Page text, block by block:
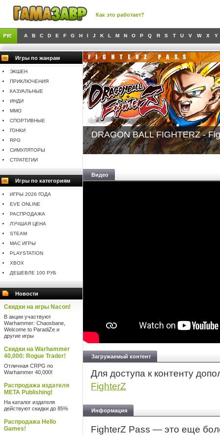
Как это работает?
A B C D E F G H I J K L M N O P Q R S T U V W X Y
Игры по жанрам
ЭКШЕН
ПРИКЛЮЧЕНИЯ
КАЗУАЛЬНЫЕ
ИНДИ
MMO
СПОРТИВНЫЕ
ГОНКИ
RPG
СИМУЛЯТОРЫ
СТРАТЕГИИ
Игры по категориям
ИГРЫ 2026 ГОДА
EVE ONLINE
РАСПРОДАЖА
ЛУЧШАЯ ЦЕНА
STEAM
MAC ИГРЫ
PLAYSTATION
XBOX
ДЕШЕВЛЕ 100 РУБ
Новости
Скидки на игры Nacon!
В акции участвуют
Warhammer: Chaosbane,
Welcome to ParadiZe и
другие игры
Скидки на Warhammer
40,000: Rogue Trader!
Отличная CRPG по
Warhammer 40,000!
Распродажа издателя
META Publishing!
На каталог издателя
действуют скидки до 85%
Распродажа Hello
Games!
DRAGON BALL FIGHTERZ -
Видео
Загружаемый контент
Для доступа к контенту
FighterZ
Информация
FighterZ Pass — это еще